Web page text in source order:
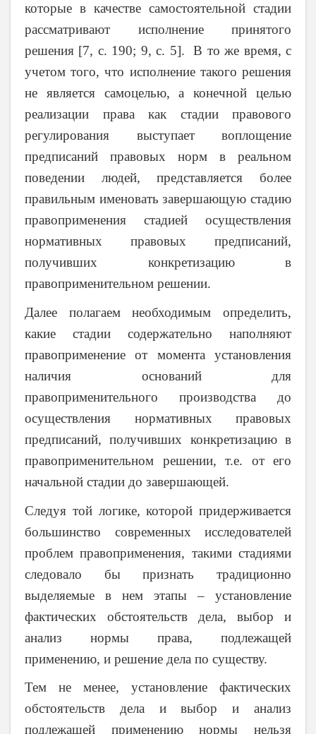
которые в качестве самостоятельной стадии
рассматривают исполнение принятого
решения [7, c. 190; 9, c. 5]. В то же время, с
учетом того, что исполнение такого решения
не является самоцелью, а конечной целью
реализации права как стадии правового
регулирования выступает воплощение
предписаний правовых норм в реальном
поведении людей, представляется более
правильным именовать завершающую стадию
правоприменения стадией осуществления
нормативных правовых предписаний,
получивших конкретизацию в
правоприменительном решении.
Далее полагаем необходимым определить,
какие стадии содержательно наполняют
правоприменение от момента установления
наличия оснований для
правоприменительного производства до
осуществления нормативных правовых
предписаний, получивших конкретизацию в
правоприменительном решении, т.е. от его
начальной стадии до завершающей.
Следуя той логике, которой придерживается
большинство современных исследователей
проблем правоприменения, такими стадиями
следовало бы признать традиционно
выделяемые в нем этапы – установление
фактических обстоятельств дела, выбор и
анализ нормы права, подлежащей
применению, и решение дела по существу.
Тем не менее, установление фактических
обстоятельств дела и выбор и анализ
подлежащей применению нормы нельзя